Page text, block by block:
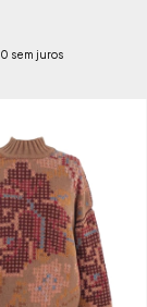
sem juros